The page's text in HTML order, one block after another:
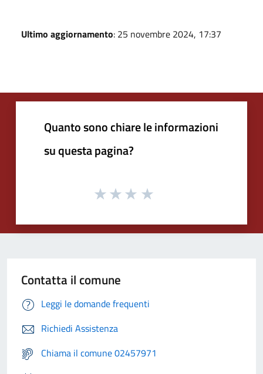
Ultimo aggiornamento: 25 novembre 2024, 17:37
Quanto sono chiare le informazioni
su questa pagina?
Contatta il comune
Leggi le domande frequenti
Richiedi Assistenza
Chiama il comune 02457971